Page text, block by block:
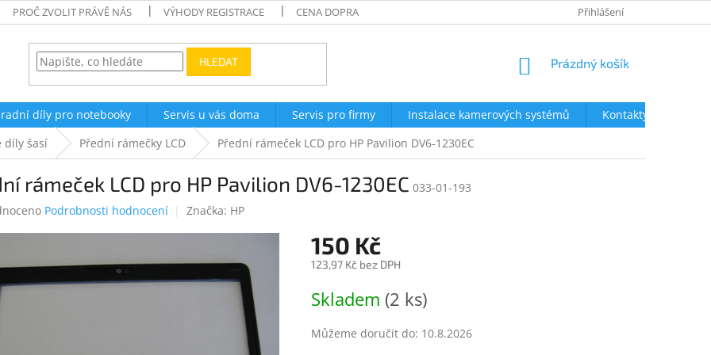
PROČ ZVOLIT PRÁVĚ NÁS VÝHODY REGISTRACE CENA DOPRAVY OBCHODNÍ PODMÍNKY
Přihlášení
HLEDAT
NÁKUPNÍ
Prázdný košík
díly pro notebooky Servis u vás doma Servis pro firmy Instalace kamerových systémů
Kontakty
díly šasí Přední rámečky LCD Přední rámeček LCD pro HP Pavilion DV6-1230EC
rámeček LCD pro HP Pavilion DV6-1230EC 033-01-193
Podrobnosti hodnocení Značka: HP
150 Kč
123,97 Kč bez DPH
cena:
Skladem (2 ks)
Můžeme doručit do: 10.8.2026